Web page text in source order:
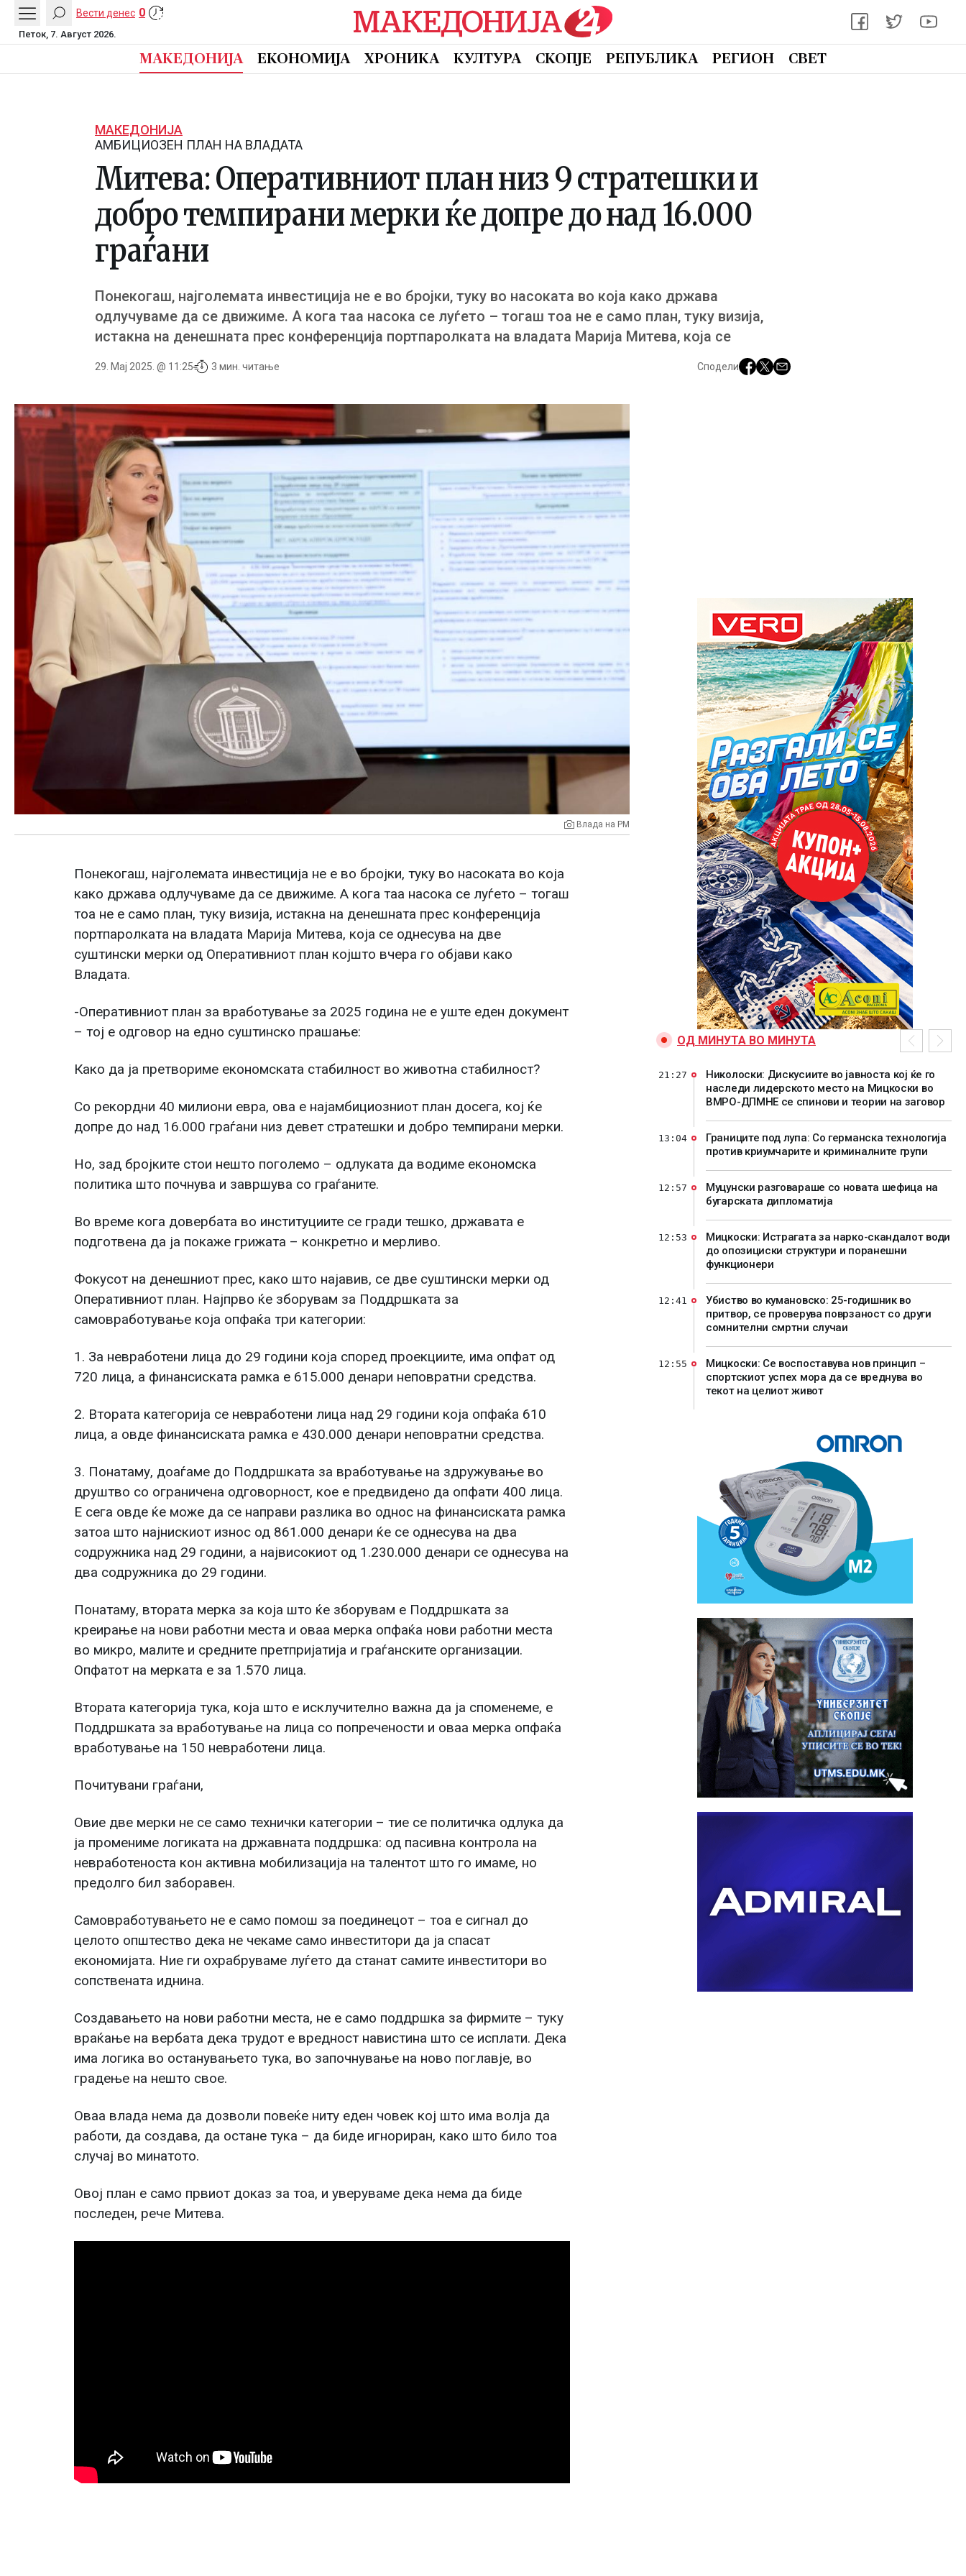
Вести денес 0
Петок, 7. Август 2026.
МАКЕДОНИЈА ЕКОНОМИЈА ХРОНИКА КУЛТУРА СКОПЈЕ РЕПУБЛИКА РЕГИОН СВЕТ
МАКЕДОНИЈА
АМБИЦИОЗЕН ПЛАН НА ВЛАДАТА
Митева: Оперативниот план низ 9 стратешки и
добро темпирани мерки ќе допре до над 16.000
граѓани
Понекогаш, најголемата инвестиција не е во бројки, туку во насоката во која како држава
одлучуваме да се движиме. А кога таа насока се луѓето – тогаш тоа не е само план, туку визија,
истакна на денешната прес конференција портпаролката на владата Марија Митева, која се
29. Мај 2025. @ 11:25 3 мин. читање Сподели
Влада на РМ
Понекогаш, најголемата инвестиција не е во бројки, туку во насоката во која
како држава одлучуваме да се движиме. А кога таа насока се луѓето – тогаш
тоа не е само план, туку визија, истакна на денешната прес конференција
портпаролката на владата Марија Митева, која се однесува на две
суштински мерки од Оперативниот план којшто вчера го објави како
Владата.
-Оперативниот план за вработување за 2025 година не е уште еден документ
– тој е одговор на едно суштинско прашање:
Како да ја претвориме економската стабилност во животна стабилност?
Со рекордни 40 милиони евра, ова е најамбициозниот план досега, кој ќе
допре до над 16.000 граѓани низ девет стратешки и добро темпирани мерки.
Но, зад бројките стои нешто поголемо – одлуката да водиме економска
политика што почнува и завршува со граѓаните.
Во време кога довербата во институциите се гради тешко, државата е
подготвена да ја покаже грижата – конкретно и мерливо.
Фокусот на денешниот прес, како што најавив, се две суштински мерки од
Оперативниот план. Најпрво ќе зборувам за Поддршката за
самовработување која опфаќа три категории:
1. За невработени лица до 29 години која според проекциите, има опфат од
720 лица, а финансиската рамка е 615.000 денари неповратни средства.
2. Втората категорија се невработени лица над 29 години која опфаќа 610
лица, а овде финансиската рамка е 430.000 денари неповратни средства.
3. Понатаму, доаѓаме до Поддршката за вработување на здружување во
друштво со ограничена одговорност, кое е предвидено да опфати 400 лица.
Е сега овде ќе може да се направи разлика во однос на финансиската рамка
затоа што најнискиот износ од 861.000 денари ќе се однесува на два
содружника над 29 години, а највисокиот од 1.230.000 денари се однесува на
два содружника до 29 години.
Понатаму, втората мерка за која што ќе зборувам е Поддршката за
креирање на нови работни места и оваа мерка опфаќа нови работни места
во микро, малите и средните претпријатија и граѓанските организации.
Опфатот на мерката е за 1.570 лица.
Втората категорија тука, која што е исклучително важна да ја споменеме, е
Поддршката за вработување на лица со попречености и оваа мерка опфаќа
вработување на 150 невработени лица.
Почитувани граѓани,
Овие две мерки не се само технички категории – тие се политичка одлука да
ја промениме логиката на државната поддршка: од пасивна контрола на
невработеноста кон активна мобилизација на талентот што го имаме, но
предолго бил заборавен.
Самовработувањето не е само помош за поединецот – тоа е сигнал до
целото општество дека не чекаме само инвеститори да ја спасат
економијата. Ние ги охрабруваме луѓето да станат самите инвеститори во
сопствената иднина.
Создавањето на нови работни места, не е само поддршка за фирмите – туку
враќање на вербата дека трудот е вредност навистина што се исплати. Дека
има логика во останувањето тука, во започнување на ново поглавје, во
градење на нешто свое.
Оваа влада нема да дозволи повеќе ниту еден човек кој што има волја да
работи, да создава, да остане тука – да биде игнориран, како што било тоа
случај во минатото.
Овој план е само првиот доказ за тоа, и уверуваме дека нема да биде
последен, рече Митева.
ОД МИНУТА ВО МИНУТА
Николоски: Дискусиите во јавноста кој ќе го
наследи лидерското место на Мицкоски во
ВМРО-ДПМНЕ се спинови и теории на заговор
21:27
Границите под лупа: Со германска технологија
против криумчарите и криминалните групи
13:04
Муцунски разговараше со новата шефица на
бугарската дипломатија
12:57
Мицкоски: Истрагата за нарко-скандалот води
до опозициски структури и поранешни
функционери
12:53
Убиство во кумановско: 25-годишник во
притвор, се проверува поврзаност со други
сомнителни смртни случаи
12:41
Мицкоски: Се воспоставува нов принцип –
спортскиот успех мора да се вреднува во
текот на целиот живот
12:55